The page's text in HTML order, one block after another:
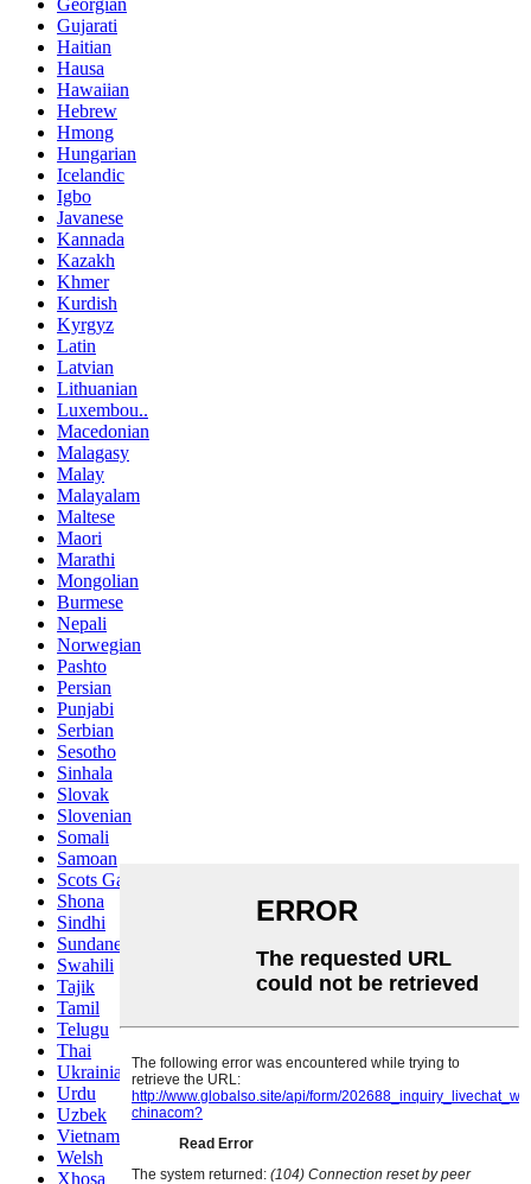
Gujarati
Haitian
Hausa
Hawaiian
Hebrew
Hmong
Hungarian
Icelandic
Igbo
Javanese
Kannada
Kazakh
Khmer
Kurdish
Kyrgyz
Latin
Latvian
Lithuanian
Luxembou..
Macedonian
Malagasy
Malay
Malayalam
Maltese
Maori
Marathi
Mongolian
Burmese
Nepali
Norwegian
Pashto
Persian
Punjabi
Serbian
Sesotho
Sinhala
Slovak
Slovenian
Somali
Samoan
Scots Gaelic
Shona
Sindhi
Sundanese
Swahili
Tajik
Tamil
Telugu
Thai
Ukrainian
Urdu
Uzbek
Vietnamese
Welsh
Xhosa